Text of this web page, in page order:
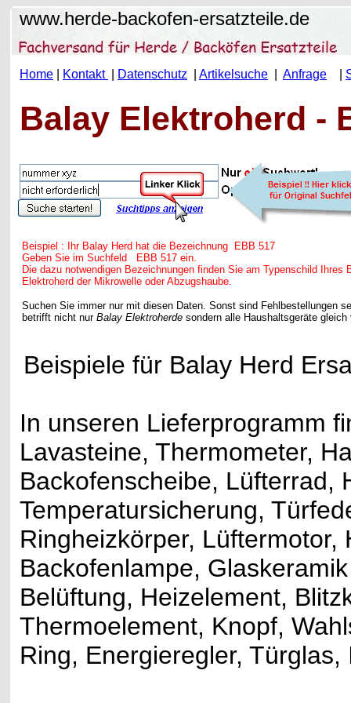
www.herde-backofen-ersatzteile.de
Home Kontakt Datenschutz Artikelsuche Anfrage
Balay Elektroherd -
Beispiel : Ihr Balay Herd hat die Bezeichnung
EBB 517
Geben Sie im Suchfeld
EBB 517 ein.
Die dazu notwendigen Bezeichnungen finden Sie am Typenschild Ihres
Elektroherd der Mikrowelle oder Abzugshaube.
Suchen Sie immer nur mit diesen Daten. Sonst sind Fehlbestellungen
betrifft nicht nur Balay Elektroherde sondern alle Haushaltsgeräte
Beispiele für Balay Herd
In unseren Lieferprogramm
Lavasteine, Thermometer,
Backofenscheibe, Lüfterrad,
Temperatursicherung,
Ringheizkörper, Lüftermotor,
Backofenlampe,
Belüftung, Heizelement,
Thermoelement, Knopf,
Ring, Energieregler,